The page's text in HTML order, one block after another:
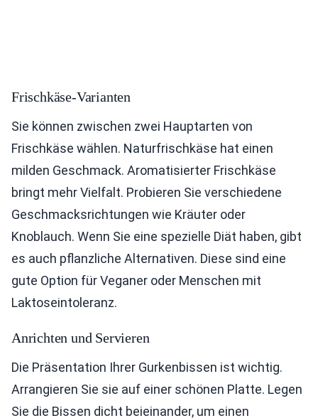
Frischkäse-Varianten
Sie können zwischen zwei Hauptarten von
Frischkäse wählen. Naturfrischkäse hat einen
milden Geschmack. Aromatisierter Frischkäse
bringt mehr Vielfalt. Probieren Sie verschiedene
Geschmacksrichtungen wie Kräuter oder
Knoblauch. Wenn Sie eine spezielle Diät haben, gibt
es auch pflanzliche Alternativen. Diese sind eine
gute Option für Veganer oder Menschen mit
Laktoseintoleranz.
Anrichten und Servieren
Die Präsentation Ihrer Gurkenbissen ist wichtig.
Arrangieren Sie sie auf einer schönen Platte. Legen
Sie die Bissen dicht beieinander, um einen